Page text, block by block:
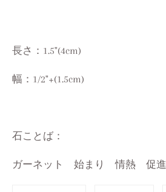
長さ：1.5"(4cm)
幅：1/2"+(1.5cm)
石ことば：
ガーネット 始まり 情熱 促進